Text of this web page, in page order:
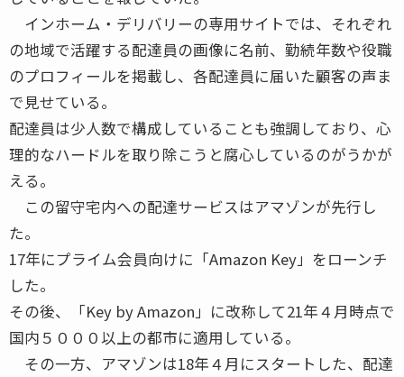
インホーム・デリバリーの専用サイトでは、それぞれ
の地域で活躍する配達員の画像に名前、勤続年数や役職
のプロフィールを掲載し、各配達員に届いた顧客の声ま
で見せている。
配達員は少人数で構成していることも強調しており、心
理的なハードルを取り除こうと腐心しているのがうかが
える。
この留守宅内への配達サービスはアマゾンが先行し
た。
17年にプライム会員向けに「Amazon Key」をローンチ
した。
その後、「Key by Amazon」に改称して21年４月時点で
国内５０００以上の都市に適用している。
その一方、アマゾンは18年４月にスタートした、配達